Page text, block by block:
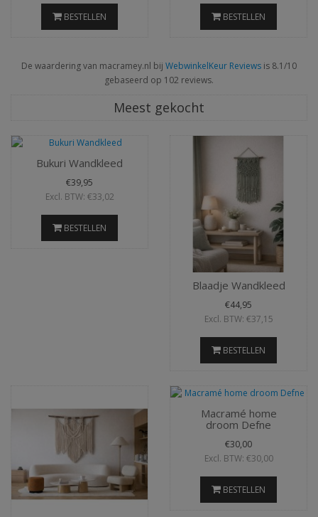
BESTELLEN
BESTELLEN
De waardering van macramey.nl bij WebwinkelKeur Reviews is 8.1/10
gebaseerd op 102 reviews.
Meest gekocht
Bukuri Wandkleed
€39,95
Excl. BTW: €33,02
BESTELLEN
Blaadje Wandkleed
€44,95
Excl. BTW: €37,15
BESTELLEN
Macramé home
droom Defne
€30,00
Excl. BTW: €30,00
BESTELLEN